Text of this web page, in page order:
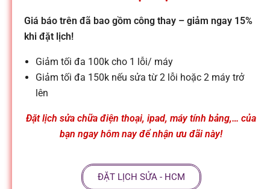
a
c
h
Giá báo trên đã bao gồm công thay – giảm ngay 15%
khi đặt lịch!
Giảm tối đa 100k cho 1 lỗi/ máy
Giảm tối đa 150k nếu sửa từ 2 lỗi hoặc 2 máy trở
lên
Đặt lịch sửa chữa điện thoại, ipad, máy tính bảng,… của
bạn ngay hôm nay để nhận ưu đãi này!
ĐẶT LỊCH SỬA - HCM